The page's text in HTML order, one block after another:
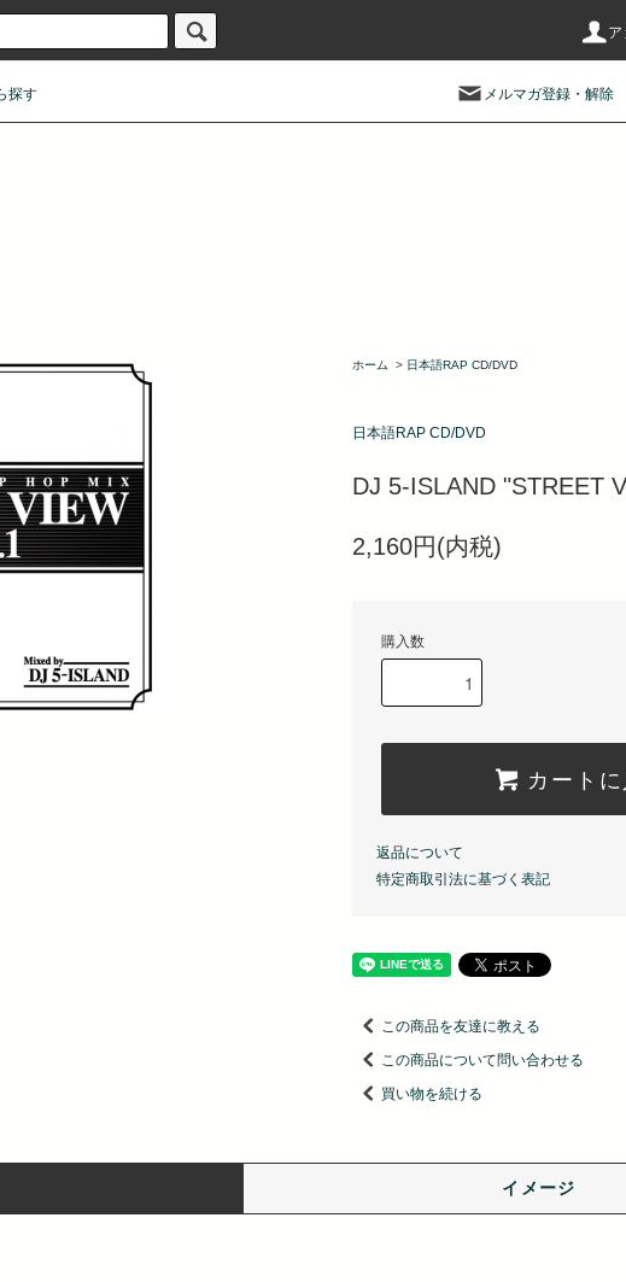
探す メルマガ登録・解除
ホーム > 日本語RAP CD/DVD
日本語RAP CD/DVD
DJ 5-ISLAND "STREET
2,160円(内税)
購入数
カート
返品について
特定商取引法に基づく表記
この商品を友達に教える
この商品について問い合わせる
買い物を続ける
イメージ